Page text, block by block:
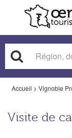
Accueil > Vignoble
Visite de